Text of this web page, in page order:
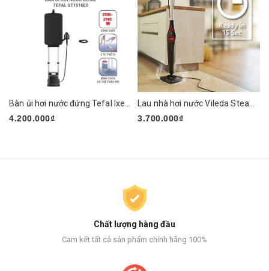
4.200.000₫
3.700.000₫
Chất lượng hàng đầu
Cam kết tất cả sản phẩm chính hãng 100%